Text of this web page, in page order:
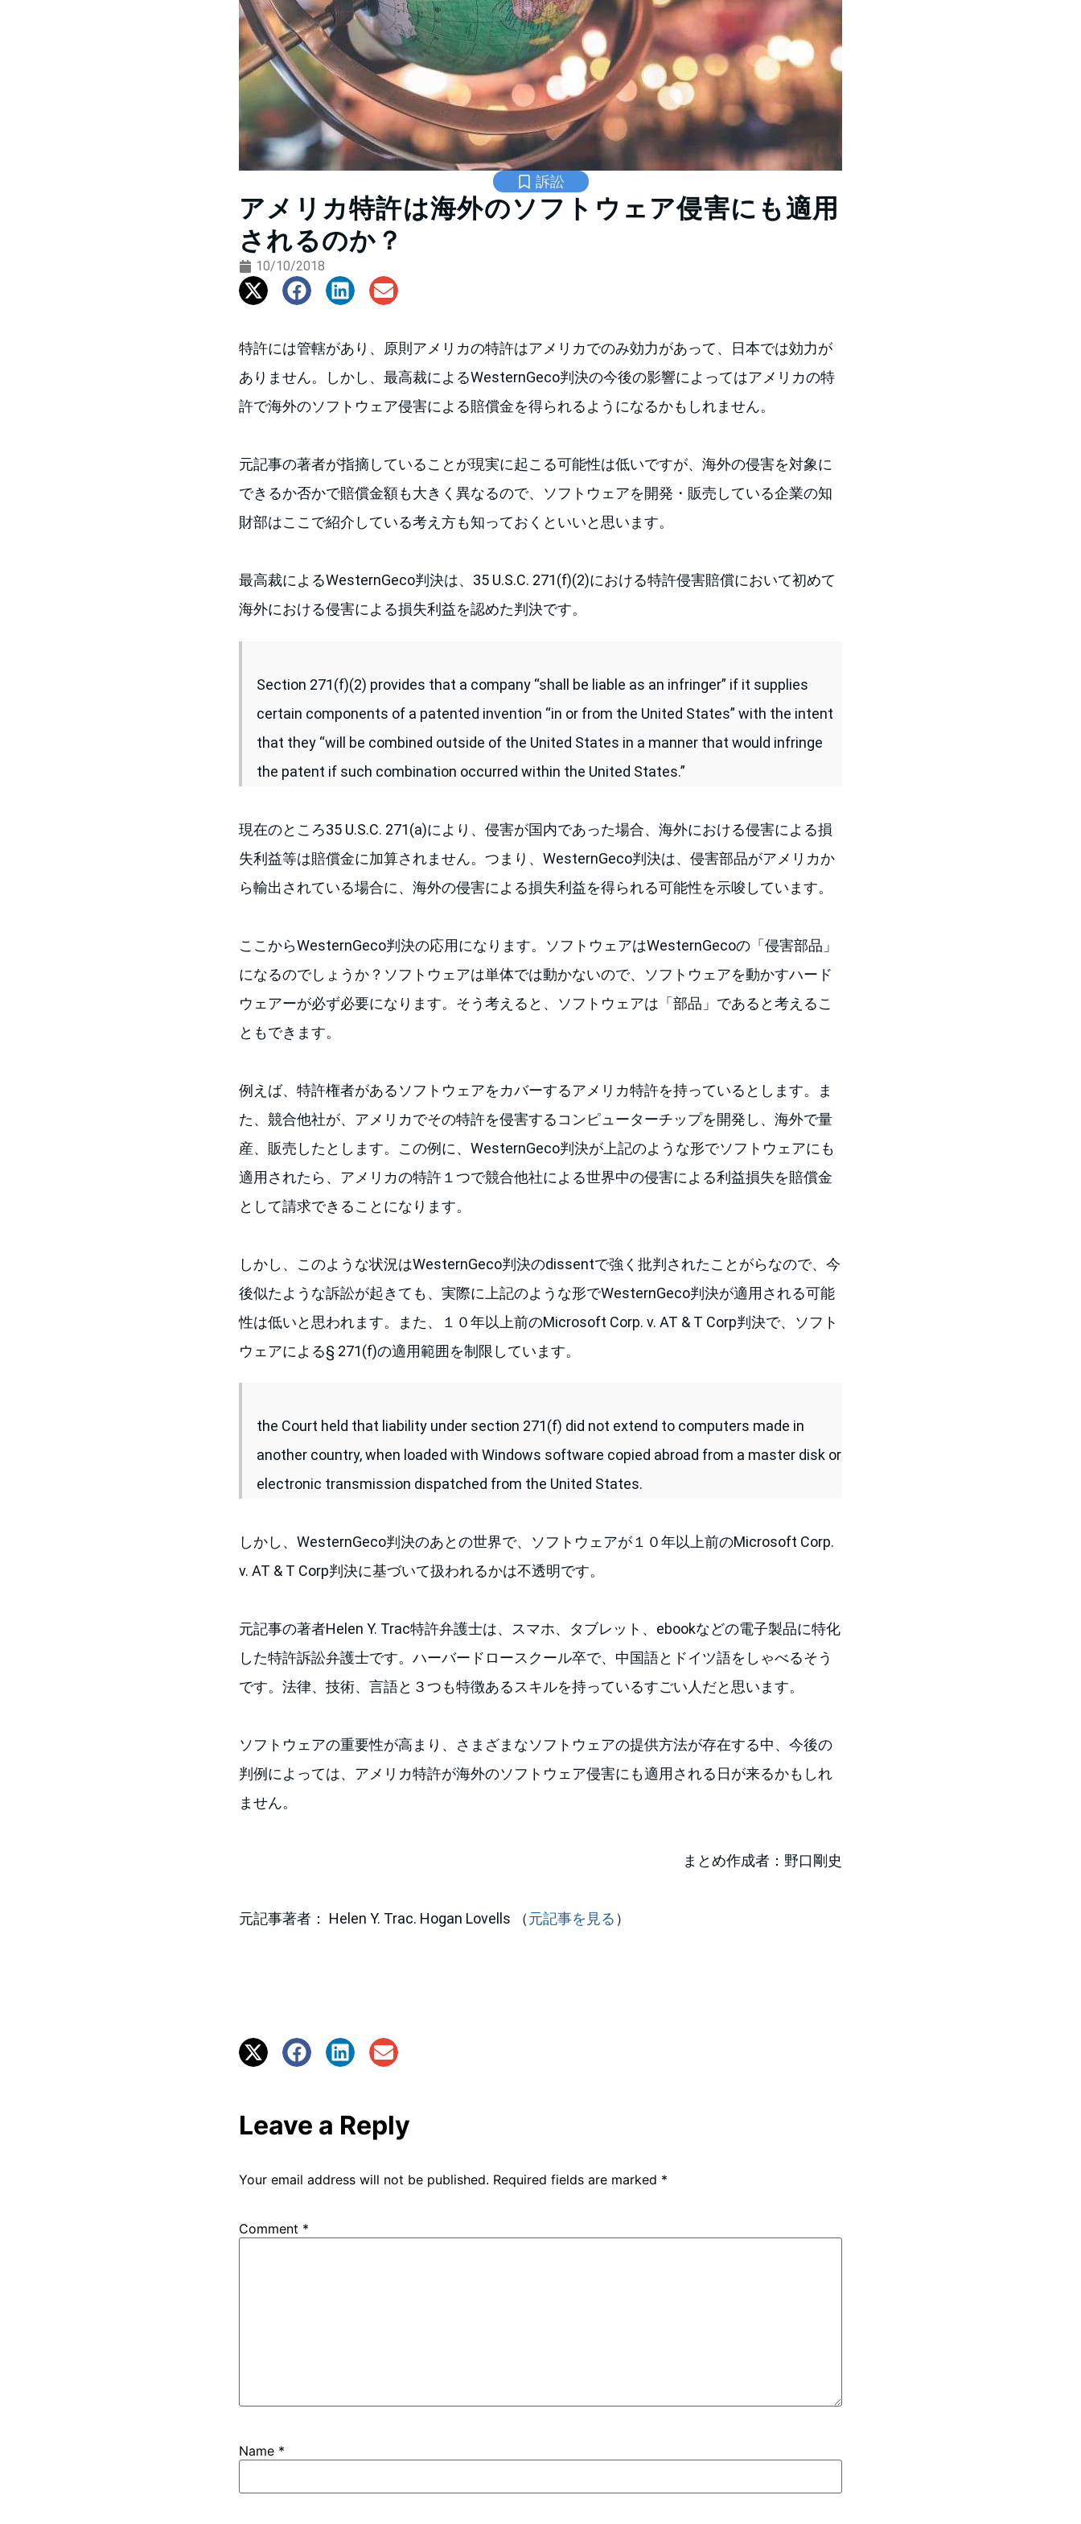
訴訟
アメリカ特許は海外のソフトウェア侵害にも適用
されるのか？
10/10/2018
特許には管轄があり、原則アメリカの特許はアメリカでのみ効力があって、日本では効力が
ありません。しかし、最高裁によるWesternGeco判決の今後の影響によってはアメリカの特
許で海外のソフトウェア侵害による賠償金を得られるようになるかもしれません。
元記事の著者が指摘していることが現実に起こる可能性は低いですが、海外の侵害を対象に
できるか否かで賠償金額も大きく異なるので、ソフトウェアを開発・販売している企業の知
財部はここで紹介している考え方も知っておくといいと思います。
最高裁によるWesternGeco判決は、35 U.S.C. 271(f)(2)における特許侵害賠償において初めて
海外における侵害による損失利益を認めた判決です。
Section 271(f)(2) provides that a company “shall be liable as an infringer” if it supplies
certain components of a patented invention “in or from the United States” with the intent
that they “will be combined outside of the United States in a manner that would infringe
the patent if such combination occurred within the United States.”
現在のところ35 U.S.C. 271(a)により、侵害が国内であった場合、海外における侵害による損
失利益等は賠償金に加算されません。つまり、WesternGeco判決は、侵害部品がアメリカか
ら輸出されている場合に、海外の侵害による損失利益を得られる可能性を示唆しています。
ここからWesternGeco判決の応用になります。ソフトウェアはWesternGecoの「侵害部品」
になるのでしょうか？ソフトウェアは単体では動かないので、ソフトウェアを動かすハード
ウェアーが必ず必要になります。そう考えると、ソフトウェアは「部品」であると考えるこ
ともできます。
例えば、特許権者があるソフトウェアをカバーするアメリカ特許を持っているとします。ま
た、競合他社が、アメリカでその特許を侵害するコンピューターチップを開発し、海外で量
産、販売したとします。この例に、WesternGeco判決が上記のような形でソフトウェアにも
適用されたら、アメリカの特許１つで競合他社による世界中の侵害による利益損失を賠償金
として請求できることになります。
しかし、このような状況はWesternGeco判決のdissentで強く批判されたことがらなので、今
後似たような訴訟が起きても、実際に上記のような形でWesternGeco判決が適用される可能
性は低いと思われます。また、１０年以上前のMicrosoft Corp. v. AT & T Corp判決で、ソフト
ウェアによる§ 271(f)の適用範囲を制限しています。
the Court held that liability under section 271(f) did not extend to computers made in
another country, when loaded with Windows software copied abroad from a master disk or
electronic transmission dispatched from the United States.
しかし、WesternGeco判決のあとの世界で、ソフトウェアが１０年以上前のMicrosoft Corp.
v. AT & T Corp判決に基づいて扱われるかは不透明です。
元記事の著者Helen Y. Trac特許弁護士は、スマホ、タブレット、ebookなどの電子製品に特化
した特許訴訟弁護士です。ハーバードロースクール卒で、中国語とドイツ語をしゃべるそう
です。法律、技術、言語と３つも特徴あるスキルを持っているすごい人だと思います。
ソフトウェアの重要性が高まり、さまざまなソフトウェアの提供方法が存在する中、今後の
判例によっては、アメリカ特許が海外のソフトウェア侵害にも適用される日が来るかもしれ
ません。
まとめ作成者：野口剛史
元記事著者： Helen Y. Trac. Hogan Lovells （元記事を見る ）
Leave a Reply
Your email address will not be published. Required fields are marked *
Comment *
Name *